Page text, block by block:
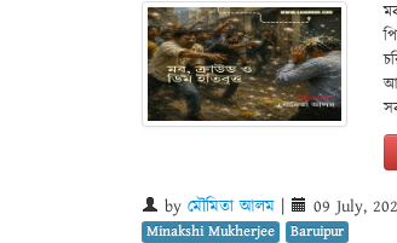
by মৌমিতা আলম 09 July,
Minakshi Mukherjee
Baruipur